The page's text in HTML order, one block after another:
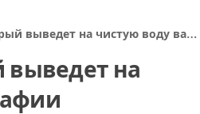
выведет на чистую воду ваши
выведет на